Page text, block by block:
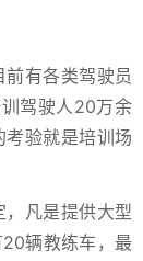
有各类驾驶员
驾驶人20万余
验就是培训场
凡是提供大型
辆教练车，最